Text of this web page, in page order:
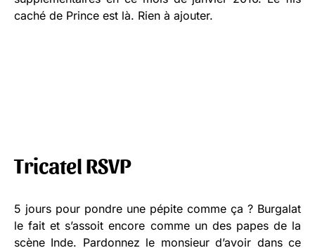
caché de Prince est là. Rien à ajouter.
Tricatel RSVP
5 jours pour pondre une pépite comme ça ? Burgalat
le fait et s’assoit encore comme un des papes de la
scène Inde. Pardonnez le monsieur d’avoir dans ce